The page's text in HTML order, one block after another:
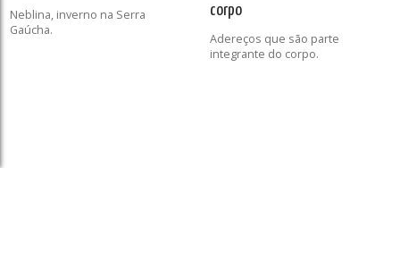
Neblina, inverno na Serra
Gaúcha.
corpo
Adereços que são parte
integrante do corpo.